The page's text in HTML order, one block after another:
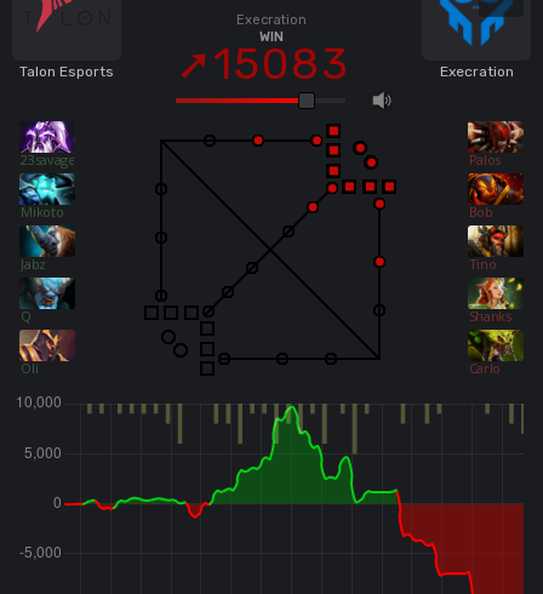
Talon Esports
23savage
Mikoto
Jabz
Q
Oli
Execration
WIN
15083
Palos
Bob
Tino
Shanks
Carlo
Execration